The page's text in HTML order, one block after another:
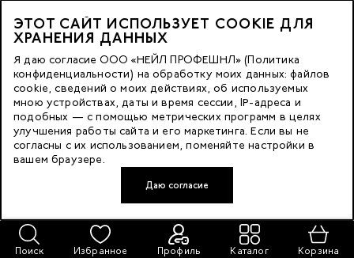
2023 © OOO «Нейл Профешнл».
Все права защищены.
Разработка сайта — FACE FAMILY
Москва, м. Калужская,
ул. Бутлерова д. 17
«БЦ Нео Гео»^
этаж. 3, офис 3079
Поиск Избранное Профиль Каталог Корзина
ЭТОТ САЙТ ИСПОЛЬЗУЕТ COOKIE ДЛЯ
ХРАНЕНИЯ ДАННЫХ
Я даю согласие ООО «НЕЙЛ ПРОФЕШНЛ» (Политика
конфиденциальности) на обработку моих данных: файлов
cookie, сведений о моих действиях, об используемых
мною устройствах, даты и время сессии, IP-адреса и
подобных — с помощью метрических программ в целях
улучшения работы сайта и его маркетинга. Если вы не
согласны с их использованием, поменяйте настройки в
вашем браузере.
Даю согласие